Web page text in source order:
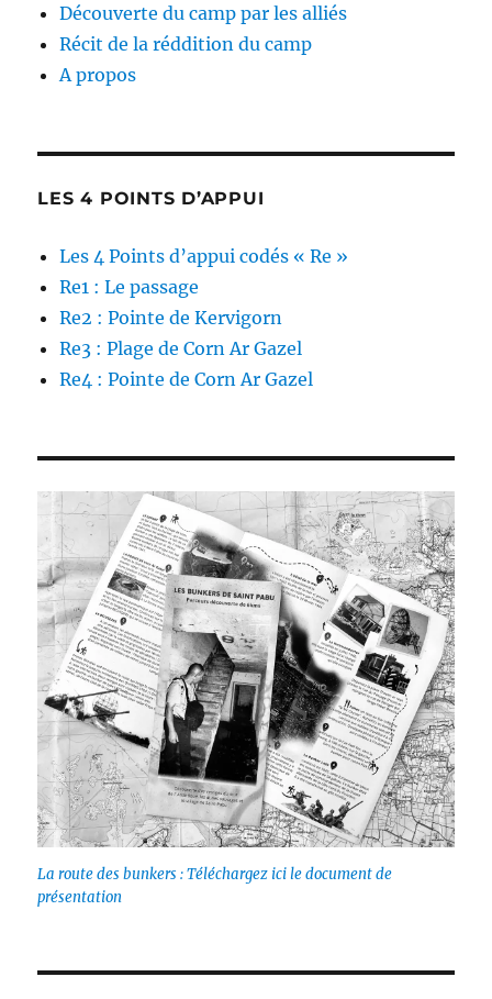
Découverte du camp par les alliés
Récit de la réddition du camp
A propos
LES 4 POINTS D’APPUI
Les 4 Points d’appui codés « Re »
Re1 : Le passage
Re2 : Pointe de Kervigorn
Re3 : Plage de Corn Ar Gazel
Re4 : Pointe de Corn Ar Gazel
La route des bunkers : Téléchargez ici le document de
présentation